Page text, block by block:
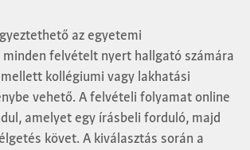
az egyetemi
felvételt nyert hallgató számára
kollégiumi vagy lakhatási
vehető. A felvételi folyamat online
amelyet egy írásbeli forduló, majd
követ. A kiválasztás során a